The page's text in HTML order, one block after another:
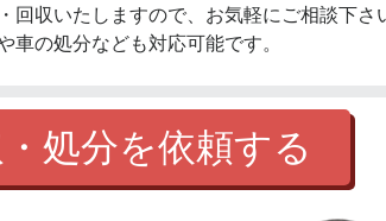
回収いたしますので、お気軽にご相談下さ
の処分なども対応可能です。
処分を依頼する